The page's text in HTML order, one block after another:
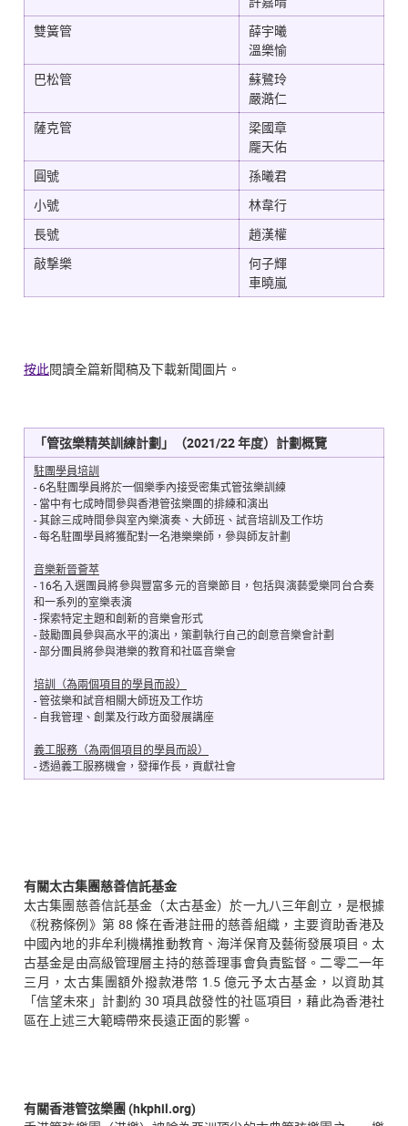
雙簧管
薛宇曦
溫樂愉
巴松管
蘇鷺玲
嚴澔仁
薩克管
梁國章
龎天佑
圓號
孫曦君
小號
林韋行
長號
趙漢權
敲撃樂
何子輝
車曉嵐
按此閱讀全篇新聞稿及下載新聞圖片。
「管弦樂精英訓練計劃」（2021/22 年度）計劃概覽
駐團學員培訓
-6名駐團學員將於一個樂季內接受密集式管弦樂訓練
- 當中有七成時間參與香港管弦樂團的排練和演出
-其餘三成時間參與室內樂演奏、大師班、試音培訓及工作坊
-每名駐團學員將獲配對一名港樂樂師，參與師友計劃
音樂新晉薈萃
- 16名入選團員將參與豐富多元的音樂節目，包括與演藝愛樂同台合奏
和一系列的室樂表演
-探索特定主題和創新的音樂會形式
-鼓勵團員參與高水平的演出，策劃執行自己的創意音樂會計劃
-部分團員將參與港樂的教育和社區音樂會
培訓（為兩個項目的學員而設）
-管弦樂和試音相關大師班及工作坊
- 自我管理、創業及行政方面發展講座
義工服務（為兩個項目的學員而設）
-透過義工服務機會，發揮作長，貢獻社會
有關太古集團慈善信託基金
太古集團慈善信託基金（太古基金）於一九八三年創立，是根據
《稅務條例》第 88 條在香港註冊的慈善組織，主要資助香港及
中國內地的非牟利機構推動教育、海洋保育及藝術發展項目。太
古基金是由高級管理層主持的慈善理事會負責監督。二零二一年
三月，太古集團額外撥款港幣 1.5 億元予太古基金，以資助其
「信望未來」計劃約 30 項具啟發性的社區項目，藉此為香港社
區在上述三大範疇帶來長遠正面的影響。
有關香港管弦樂團 (hkphil.org)